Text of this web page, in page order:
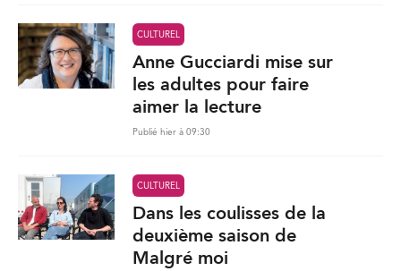
CULTUREL
Anne Gucciardi mise sur
les adultes pour faire
aimer la lecture
Publié hier à 09:30
CULTUREL
Dans les coulisses de la
deuxième saison de
Malgré moi